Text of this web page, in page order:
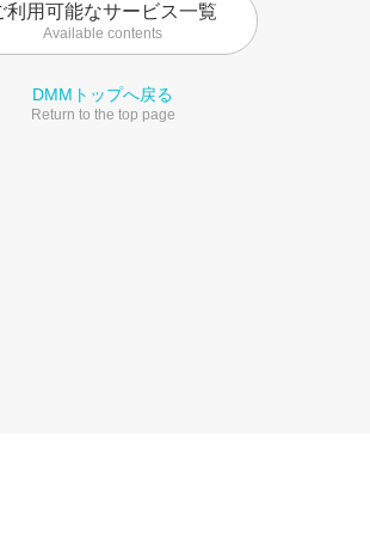
利用可能なサービス一覧
Available contents
DMMトップへ戻る
Return to the top page